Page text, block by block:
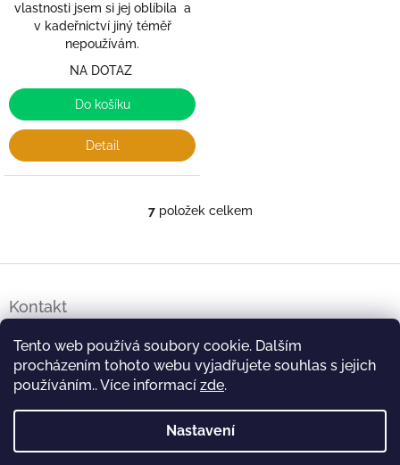
Tento web používá soubory cookie. Dalším
procházením tohoto webu vyjadřujete souhlas s jejich
používáním.. Více informací zde.
Nastavení
vlastnosti jsem si jej oblíbila a
v kadeřnictví jiný téměř
nepoužívám.
NA DOTAZ
Do košíku
Detail
O
á
c
p
r
v
v
ý
7položek celkem
pKontakt
@ daimahair.cz
776553611
https://www.facebook.com/profile.php?id=100063654634769